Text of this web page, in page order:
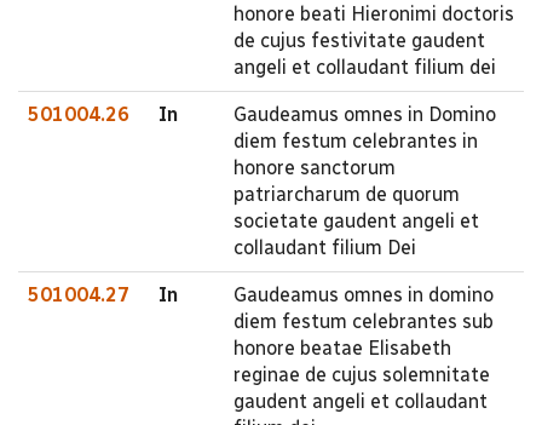
honore beati Hieronimi doctoris
de cujus festivitate gaudent
angeli et collaudant filium dei
501004.26 In
Gaudeamus omnes in Domino
diem festum celebrantes in
honore sanctorum
patriarcharum de quorum
societate gaudent angeli et
collaudant filium Dei
501004.27 In
Gaudeamus omnes in domino
diem festum celebrantes sub
honore beatae Elisabeth
reginae de cujus solemnitate
gaudent angeli et collaudant